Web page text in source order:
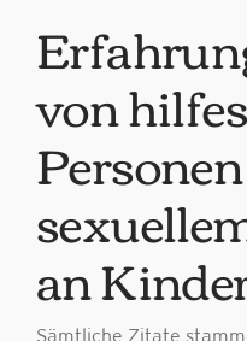
von
an
Sämtliche Zitate